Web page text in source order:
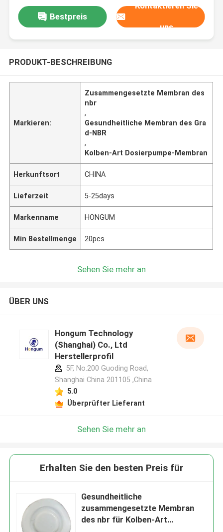
Bestpreis
Kontaktieren Sie
uns
PRODUKT-BESCHREIBUNG
Markieren:
Zusammengesetzte Membran des
nbr
,
Gesundheitliche Membran des Gra
d-NBR
,
Kolben-Art Dosierpumpe-Membran
Herkunftsort CHINA
Lieferzeit 5-25days
Markenname HONGUM
Min Bestellmenge 20pcs
Sehen Sie mehr an
ÜBER UNS
Hongum Technology
(Shanghai) Co., Ltd
Herstellerprofil
5F, No.200 Guoding Road,
Shanghai China 201105 ,China
5.0
Überprüfter Lieferant
Sehen Sie mehr an
Erhalten Sie den besten Preis für
Gesundheitliche
zusammengesetzte Membran
des nbr für Kolben-Art